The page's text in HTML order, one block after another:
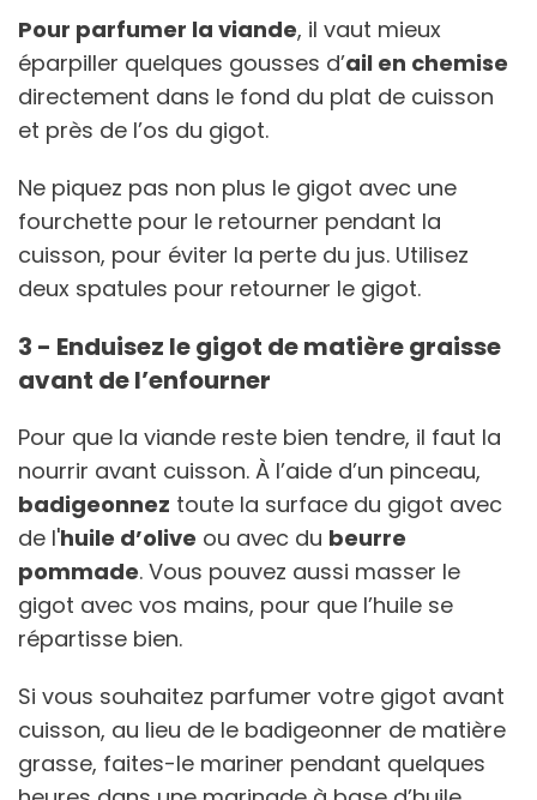
Pour parfumer la viande, il vaut mieux
éparpiller quelques gousses d’ail en chemise
directement dans le fond du plat de cuisson
et près de l’os du gigot.
Ne piquez pas non plus le gigot avec une
fourchette pour le retourner pendant la
cuisson, pour éviter la perte du jus. Utilisez
deux spatules pour retourner le gigot.
3 - Enduisez le gigot de matière graisse
avant de l’enfourner
Pour que la viande reste bien tendre, il faut la
nourrir avant cuisson. À l’aide d’un pinceau,
badigeonnez toute la surface du gigot avec
de l'huile d’olive ou avec du beurre
pommade. Vous pouvez aussi masser le
gigot avec vos mains, pour que l’huile se
répartisse bien.
Si vous souhaitez parfumer votre gigot avant
cuisson, au lieu de le badigeonner de matière
grasse, faites-le mariner pendant quelques